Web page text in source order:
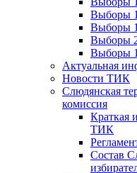
Выборы
Выборы
Выборы
Выборы
Актуальная
Новости ТИК
Слюдянская
комиссия
Краткая
ТИК
Состав